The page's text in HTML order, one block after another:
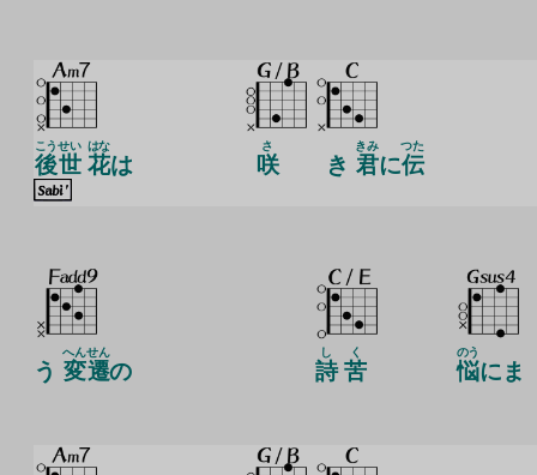
後
こう
世
せい
花
はな
は 咲
さ
き 君
きみ
に伝
つた
う 変
へん
遷
せん
の 詩
し
苦
く
悩
のう
にま